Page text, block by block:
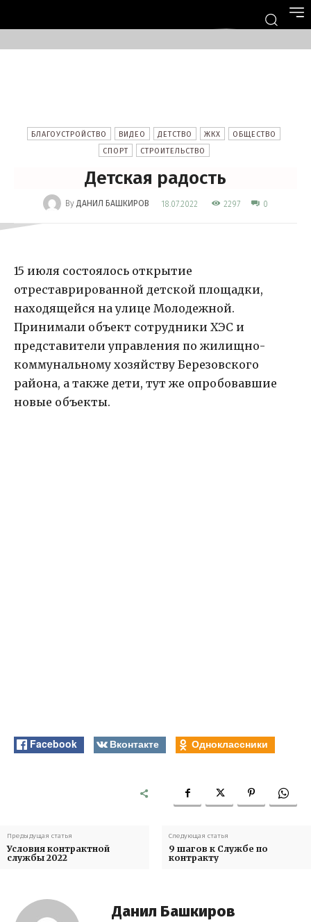
БЛАГОУСТРОЙСТВО ВИДЕО ДЕТСТВО ЖКХ
ОБЩЕСТВО
СПОРТ
СТРОИТЕЛЬСТВО
Детская радость
By ДАНИЛ БАШКИРОВ 18.07.2022 2297 0
15 июля состоялось открытие
отреставрированной детской площадки,
находящейся на улице Молодежной.
Принимали объект сотрудники ХЭС и
представители управления по жилищно-
коммунальному хозяйству Березовского
района, а также дети, тут же опробовавшие
новые объекты.
Facebook Вконтакте Одноклассники
Предыдущая статья
Условия контрактной
службы 2022
Следующая статья
9 шагов к Службе по
контракту
Данил Башкиров